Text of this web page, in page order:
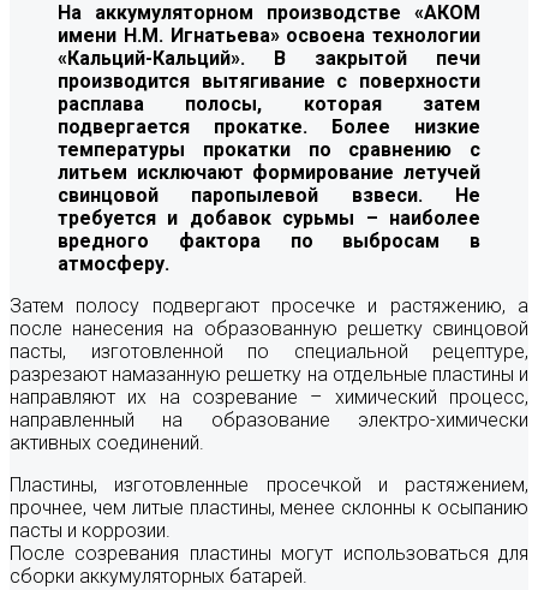
На аккумуляторном производстве «АКОМ
имени Н.М. Игнатьева» освоена технологии
«Кальций-Кальций». В закрытой печи
производится вытягивание с поверхности
расплава полосы, которая затем
подвергается прокатке. Более низкие
температуры прокатки по сравнению с
литьем исключают формирование летучей
свинцовой паропылевой взвеси. Не
требуется и добавок сурьмы – наиболее
вредного фактора по выбросам в
атмосферу.
Затем полосу подвергают просечке и растяжению, а
после нанесения на образованную решетку свинцовой
пасты, изготовленной по специальной рецептуре,
разрезают намазанную решетку на отдельные пластины и
направляют их на созревание – химический процесс,
направленный на образование электро-химически
активных соединений.
Пластины, изготовленные просечкой и растяжением,
прочнее, чем литые пластины, менее склонны к осыпанию
пасты и коррозии.
После созревания пластины могут использоваться для
сборки аккумуляторных батарей.